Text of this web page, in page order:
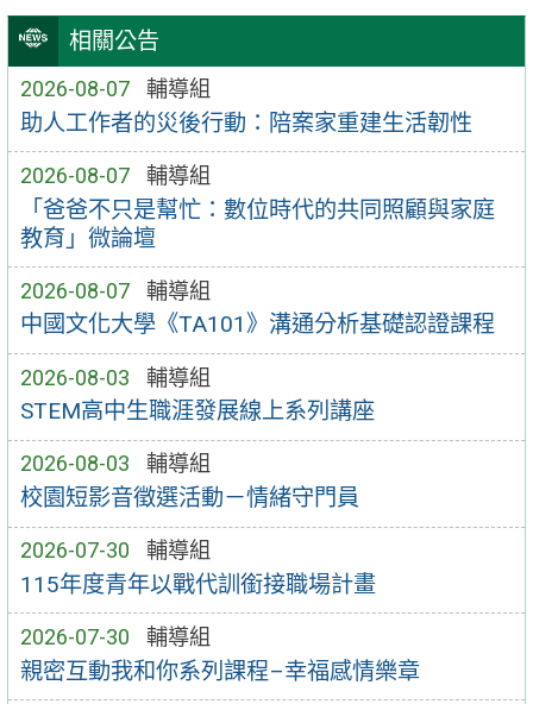
相關公告
2026-08-07 輔導組
助人工作者的災後行動：陪案家重建生活韌性
2026-08-07 輔導組
「爸爸不只是幫忙：數位時代的共同照顧與家庭
教育」微論壇
2026-08-07 輔導組
中國文化大學《TA101》溝通分析基礎認證課程
2026-08-03 輔導組
STEM高中生職涯發展線上系列講座
2026-08-03 輔導組
校園短影音徵選活動－情緒守門員
2026-07-30 輔導組
115年度青年以戰代訓銜接職場計畫
2026-07-30 輔導組
親密互動我和你系列課程–幸福感情樂章